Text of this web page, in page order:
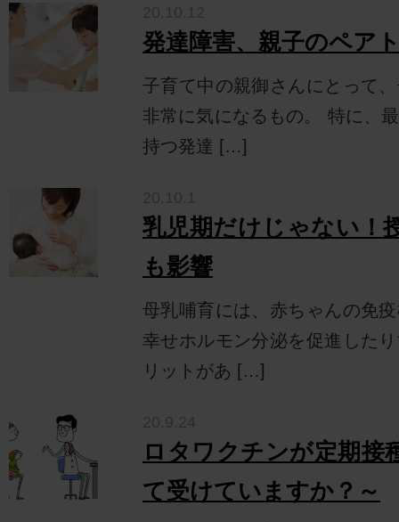
発達障害、親子のペア
子育て中の親御さんにとって
非常に気になるもの。 特に、
持つ発達 […]
乳児期だけじゃない！
も影響
母乳哺育には、赤ちゃんの免
幸せホルモン分泌を促進した
リットがあ […]
ロタワクチンが定期接
て受けていますか？～